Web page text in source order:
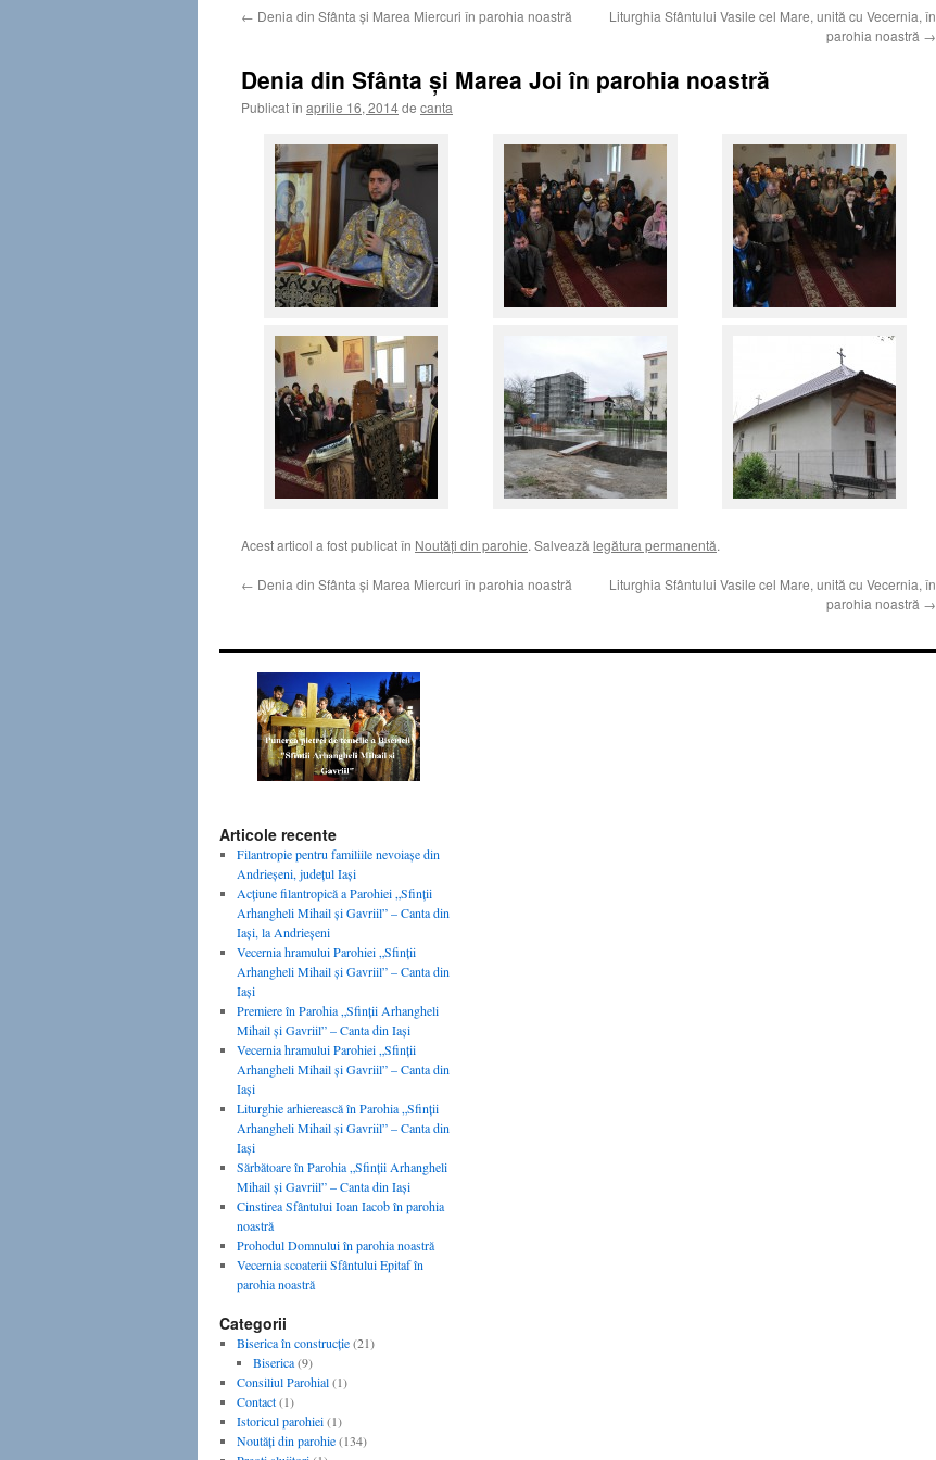
← Denia din Sfânta şi Marea Miercuri în parohia noastră
Liturghia Sfântului Vasile cel Mare, unită cu Vecernia, în
parohia noastră →
Denia din Sfânta şi Marea Joi în parohia noastră
Publicat în aprilie 16, 2014de canta
Acest articol a fost publicat în Noutăţi din parohie. Salvează legătura permanentă.
← Denia din Sfânta şi Marea Miercuri în parohia noastră
Liturghia Sfântului Vasile cel Mare, unită cu Vecernia, în
parohia noastră →
Articole recente
Filantropie pentru familiile nevoiaşe din
Andrieşeni, judeţul Iaşi
Acţiune filantropică a Parohiei „Sfinţii
Arhangheli Mihail şi Gavriil” – Canta din
Iaşi, la Andrieşeni
Vecernia hramului Parohiei „Sfinţii
Arhangheli Mihail şi Gavriil” – Canta din
Iaşi
Premiere în Parohia „Sfinţii Arhangheli
Mihail şi Gavriil” – Canta din Iaşi
Vecernia hramului Parohiei „Sfinţii
Arhangheli Mihail şi Gavriil” – Canta din
Iaşi
Liturghie arhierească în Parohia „Sfinţii
Arhangheli Mihail şi Gavriil” – Canta din
Iaşi
Sărbătoare în Parohia „Sfinţii Arhangheli
Mihail şi Gavriil” – Canta din Iaşi
Cinstirea Sfântului Ioan Iacob în parohia
noastră
Prohodul Domnului în parohia noastră
Vecernia scoaterii Sfântului Epitaf în
parohia noastră
Categorii
Biserica în construcţie(21)
Biserica(9)
Consiliul Parohial(1)
Contact(1)
Istoricul parohiei(1)
Noutăţi din parohie(134)